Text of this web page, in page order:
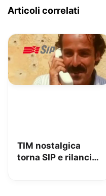
Articoli correlati
TIM nostalgica
torna SIP e rilancia